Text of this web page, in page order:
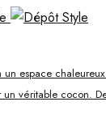
un espace
véritable cocon.